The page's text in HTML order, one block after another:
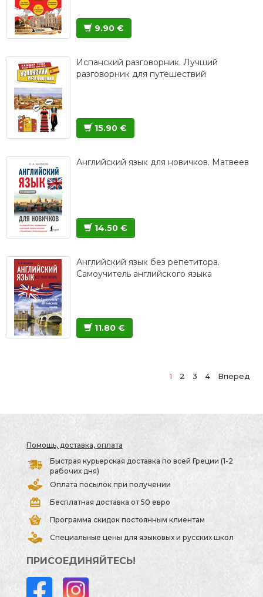
9.90 €
Испанский разговорник. Лучший
разговорник для путешествий
15.90 €
Английский язык для новичков. Матвеев
14.50 €
Английский язык без репетитора.
Самоучитель английского языка
11.80 €
1 2 3 4 Вперед
Помощь, доставка, оплата
Быстрая курьерская доставка по всей Греции (1-2
рабочих дня)
Оплата посылок при получении
Бесплатная доставка от 50 евро
Программа скидок постоянным клиентам
Специальные цены для языковых и русских школ
ПРИСОЕДИНЯЙТЕСЬ!